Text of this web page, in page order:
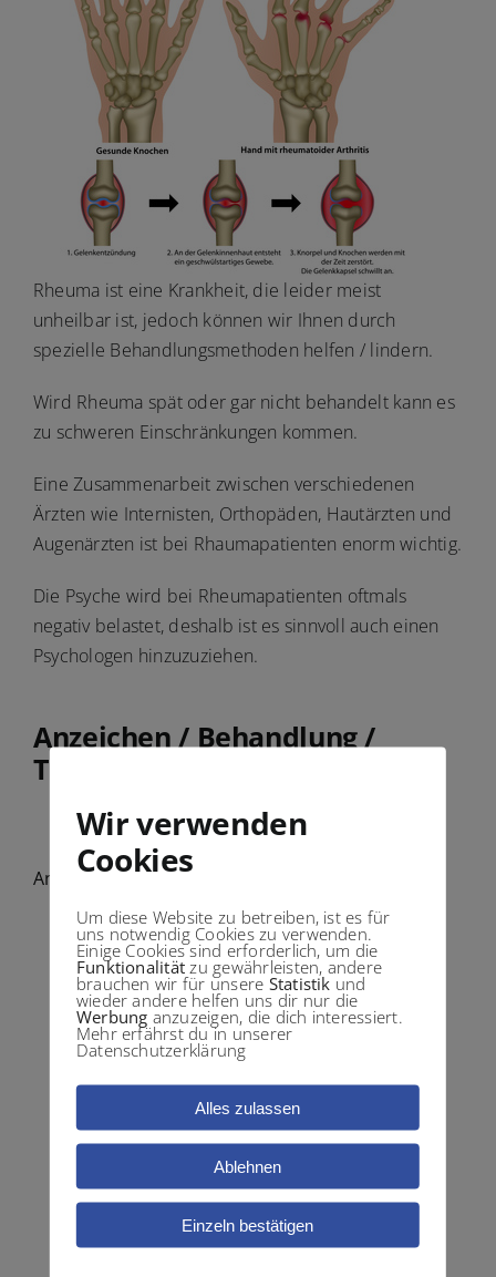
Rheuma ist eine Krankheit, die leider meist
unheilbar ist, jedoch können wir Ihnen durch
spezielle Behandlungsmethoden helfen / lindern.
Wird Rheuma spät oder gar nicht behandelt kann es
zu schweren Einschränkungen kommen.
Eine Zusammenarbeit zwischen verschiedenen
Ärzten wie Internisten, Orthopäden, Hautärzten und
Augenärzten ist bei Rhaumapatienten enorm wichtig.
Die Psyche wird bei Rheumapatienten oftmals
negativ belastet, deshalb ist es sinnvoll auch einen
Psychologen hinzuzuziehen.
Anzeichen / Behandlung /
Therapien
Anzeichen
Gelenksentzündungen
Schwellung, Rötung der Gelenke
Gelenksteifigkeit besonders am Morgen
Symetrische Schwellungen, beide Hände,
beide Schultern
Verformung der Gelenke, schlechte
Starke Schmerzen besonders Nachts
Rückenschmerzen
Mütigkeit
Appetitlosigkeit
Wir verwenden
Cookies
Um diese Website zu betreiben, ist es für
uns notwendig Cookies zu verwenden.
Einige Cookies sind erforderlich, um die
Funktionalität zu gewährleisten, andere
brauchen wir für unsere Statistik und
wieder andere helfen uns dir nur die
Werbung anzuzeigen, die dich interessiert.
Mehr erfährst du in unserer
Datenschutzerklärung
Alles zulassen
Ablehnen
Einzeln bestätigen